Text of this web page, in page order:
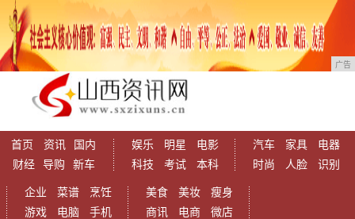
广告
首页 资讯
国内
财经
导购 新车
娱乐 明星
电影
科技
考试 本科
汽车 家具
电器
时尚
人脸 识别
企业 菜谱
烹饪
游戏
电脑 手机
美食 美妆
瘦身
商讯
电商 微店